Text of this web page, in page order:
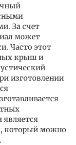
За счет
может
Часто этот
крыш и
изготовлении
который можно